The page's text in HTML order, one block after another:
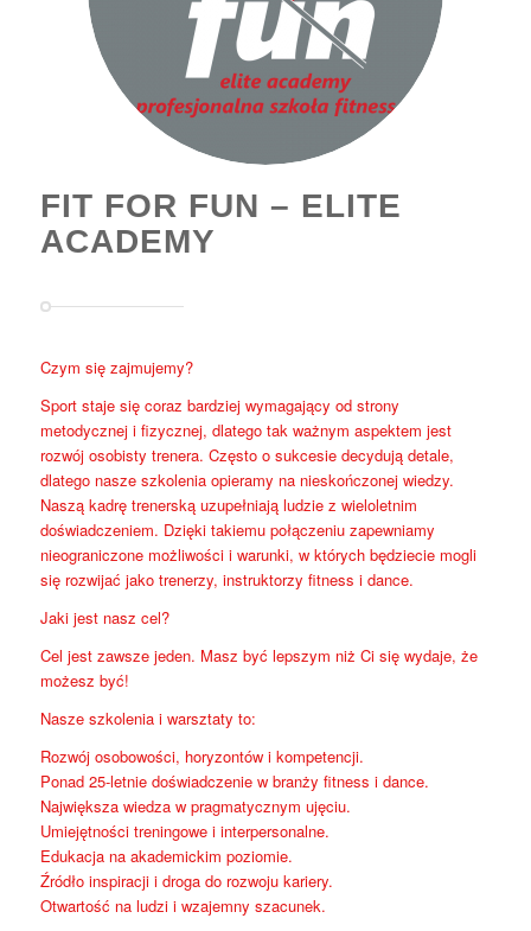
FIT FOR FUN – ELITE
ACADEMY
Czym się zajmujemy?
Sport staje się coraz bardziej wymagający od strony
metodycznej i fizycznej, dlatego tak ważnym aspektem jest
rozwój osobisty trenera. Często o sukcesie decydują detale,
dlatego nasze szkolenia opieramy na nieskończonej wiedzy.
Naszą kadrę trenerską uzupełniają ludzie z wieloletnim
doświadczeniem. Dzięki takiemu połączeniu zapewniamy
nieograniczone możliwości i warunki, w których będziecie mogli
się rozwijać jako trenerzy, instruktorzy fitness i dance.
Jaki jest nasz cel?
Cel jest zawsze jeden. Masz być lepszym niż Ci się wydaje, że
możesz być!
Nasze szkolenia i warsztaty to:
Rozwój osobowości, horyzontów i kompetencji.
Ponad 25-letnie doświadczenie w branży fitness i dance.
Największa wiedza w pragmatycznym ujęciu.
Umiejętności treningowe i interpersonalne.
Edukacja na akademickim poziomie.
Źródło inspiracji i droga do rozwoju kariery.
Otwartość na ludzi i wzajemny szacunek.